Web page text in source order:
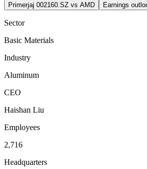
Primerjaj 002160.SZ vs AMD
Earnings
Sector
Basic Materials
Industry
Aluminum
CEO
Haishan Liu
Employees
2,716
Headquarters